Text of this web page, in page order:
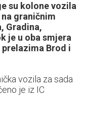
su kolone vozila
graničnim
Gradina,
je u oba smjera
Brod i
vozila za sada
je iz IC